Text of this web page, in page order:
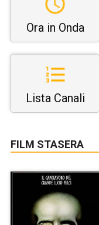
Ora in Onda
Lista Canali
FILM STASERA